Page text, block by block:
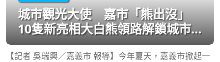
城市觀光大使 嘉市「熊出沒」
10隻新亮相大白熊領路解鎖城市
景點
【記者 吳瑞興／嘉義市 報導】今年夏天，嘉義市掀起一